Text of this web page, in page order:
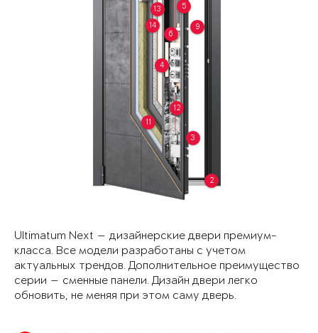
2
3
4
5
6
9
11
12
13
14
Ultimatum Next — дизайнерские двери премиум-
класса. Все модели разработаны с учетом
актуальных трендов. Дополнительное преимущество
серии — сменные панели. Дизайн двери легко
обновить, не меняя при этом саму дверь.